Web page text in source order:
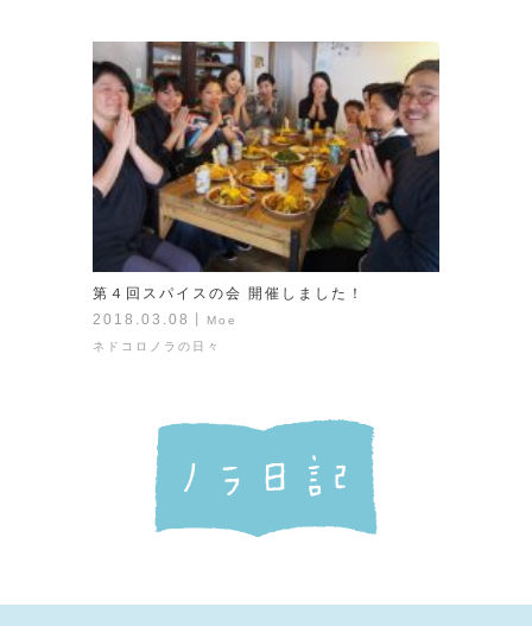
第４回スパイスの会 開催しました！
2018.03.08
Moe
ネドコロノラの日々